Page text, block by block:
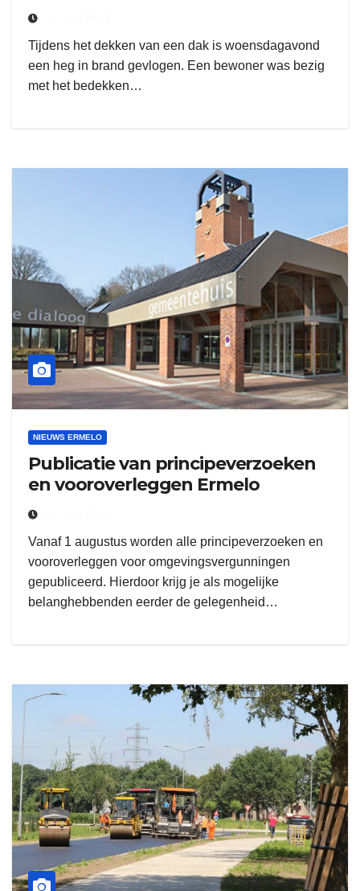
Tijdens het dekken van een dak is woensdagavond
een heg in brand gevlogen. Een bewoner was bezig
met het bedekken…
NIEUWS ERMELO
Publicatie van principeverzoeken
en vooroverleggen Ermelo
Vanaf 1 augustus worden alle principeverzoeken en
vooroverleggen voor omgevingsvergunningen
gepubliceerd. Hierdoor krijg je als mogelijke
belanghebbenden eerder de gelegenheid…